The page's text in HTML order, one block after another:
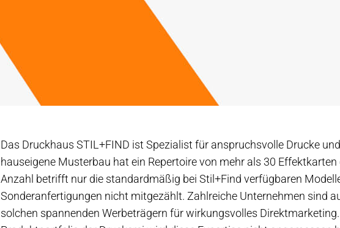
Das Druckhaus STIL+FIND ist Spezialist für anspruchsvolle Drucke
hauseigene Musterbau hat ein Repertoire von mehr als 30
Anzahl betrifft nur die standardmäßig bei Stil+Find verfügbaren
Sonderanfertigungen nicht mitgezählt. Zahlreiche Unternehmen sind
solchen spannenden Werbeträgern für wirkungsvolles